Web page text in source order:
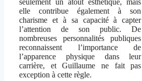
elle contribue également à son
charisme et à sa capacité à capter
l’attention de son public. De
nombreuses personnalités publiques
reconnaissent l’importance de
l’apparence physique dans leur
carrière, et Guillaume ne fait pas
exception à cette règle.